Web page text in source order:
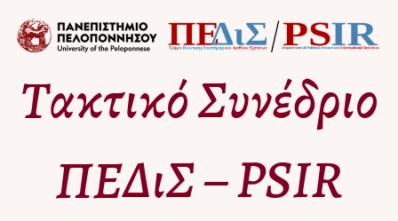
στο
περιεχόμενο
Τακτικό Συνέδριο
ΠΕΔιΣ – PSIR